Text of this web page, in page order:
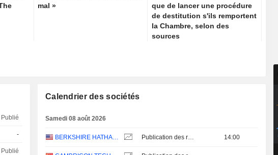
mal »
que de lancer une procédure
de destitution s'ils remportent
la Chambre, selon des
sources
Publié
-
Publié
Calendrier des sociétés
Samedi 08 août 2026
BERKSHIRE HATHAWAY INC. Publication des résultats - Q2 2026 14:00